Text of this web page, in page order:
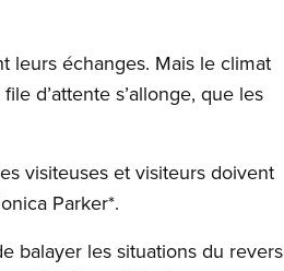
leurs échanges. Mais le climat
d’attente s’allonge, que les
visiteuses et visiteurs doivent
Parker*.
balayer les situations du revers